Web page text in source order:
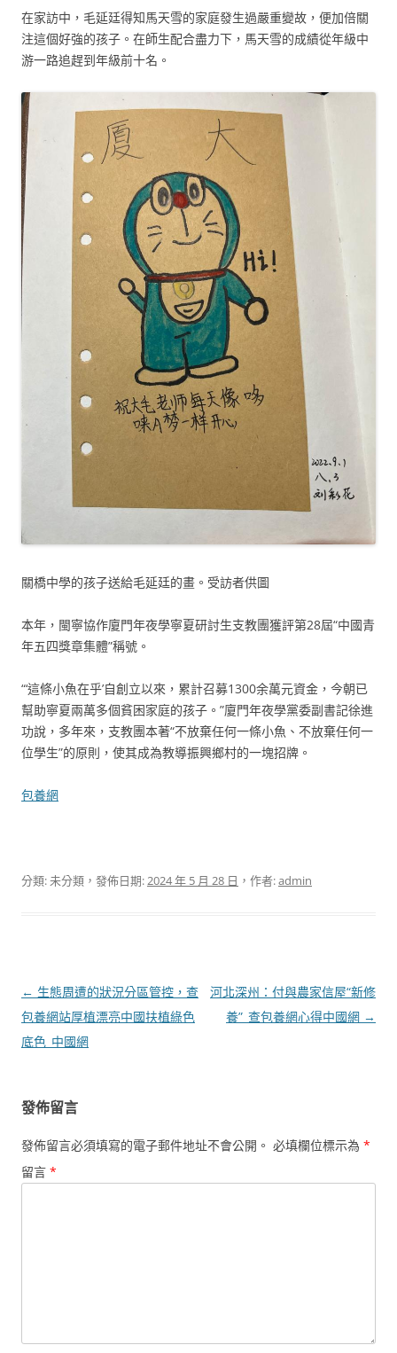
在家訪中，毛延廷得知馬天雪的家庭發生過嚴重變故，便加倍關
注這個好強的孩子。在師生配合盡力下，馬天雪的成績從年級中
游一路追趕到年級前十名。
關橋中學的孩子送給毛延廷的畫。受訪者供圖
本年，閩寧協作廈門年夜學寧夏研討生支教團獲評第28屆“中國青
年五四獎章集體”稱號。
“‘這條小魚在乎’自創立以來，累計召募1300余萬元資金，今朝已
幫助寧夏兩萬多個貧困家庭的孩子。”廈門年夜學黨委副書記徐進
功說，多年來，支教團本著“不放棄任何一條小魚、不放棄任何一
位學生”的原則，使其成為教導振興鄉村的一塊招牌。
包養網
分類: 未分類，發佈日期:2024 年 5 月 28 日 ，作者:admin
文
章
導
← 生態周遭的狀況分區管控，查
包養網站厚植漂亮中國扶植綠色
底色_中國網
河北深州：付與農家信屋“新修
養”_查包養網心得中國網 →
發佈留言
發佈留言必須填寫的電子郵件地址不會公開。 必填欄位標示為 *
留言 *